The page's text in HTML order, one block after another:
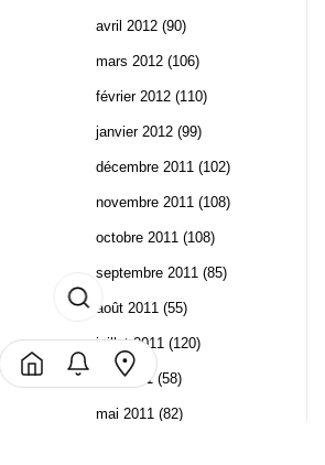
avril 2012 (90)
mars 2012 (106)
février 2012 (110)
janvier 2012 (99)
décembre 2011 (102)
novembre 2011 (108)
octobre 2011 (108)
septembre 2011 (85)
août 2011 (55)
juillet 2011 (120)
juin 2011(58)
mai 2011 (82)